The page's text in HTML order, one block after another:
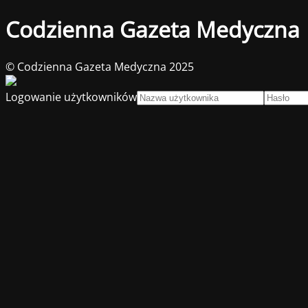
Codzienna Gazeta Medyczna
© Codzienna Gazeta Medyczna 2025
Logowanie użytkowników